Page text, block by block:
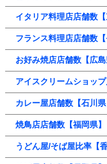
イタリア料理店店舗数【
フランス料理店店舗数【
お好み焼店店舗数【広島
アイスクリームショップ
カレー屋店舗数【石川県
焼鳥店店舗数【福岡県】
うどん屋/そば屋比率【香